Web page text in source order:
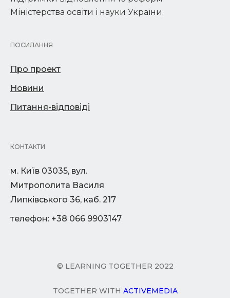
Міністерства освіти і науки України.
ПОСИЛАННЯ
Про проект
Новини
Питання-відповіді
КОНТАКТИ
м. Київ 03035, вул.
Митрополита Василя
Липківського 36, каб. 217
телефон: +38 066 9903147
© LEARNING TOGETHER 2022
TOGETHER WITH ACTIVEMEDIA